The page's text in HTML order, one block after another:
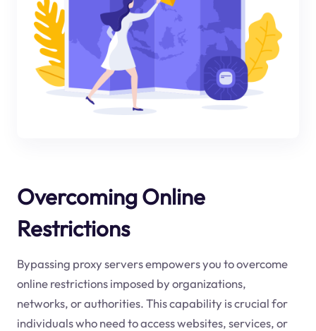
Overcoming Online
Restrictions
Bypassing proxy servers empowers you to overcome
online restrictions imposed by organizations,
networks, or authorities. This capability is crucial for
individuals who need to access websites, services, or